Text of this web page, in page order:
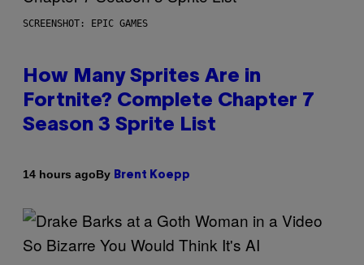
SCREENSHOT: EPIC GAMES
How Many Sprites Are in
Fortnite? Complete Chapter 7
Season 3 Sprite List
14 hours agoBy Brent Koepp